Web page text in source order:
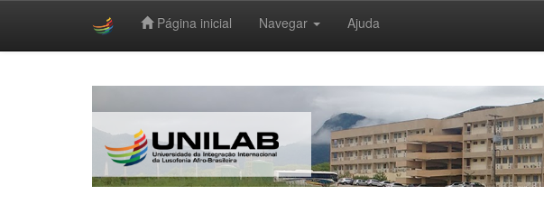
Página inicial Navegar Ajuda